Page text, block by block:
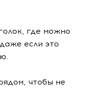
где можно
если это
чтобы не